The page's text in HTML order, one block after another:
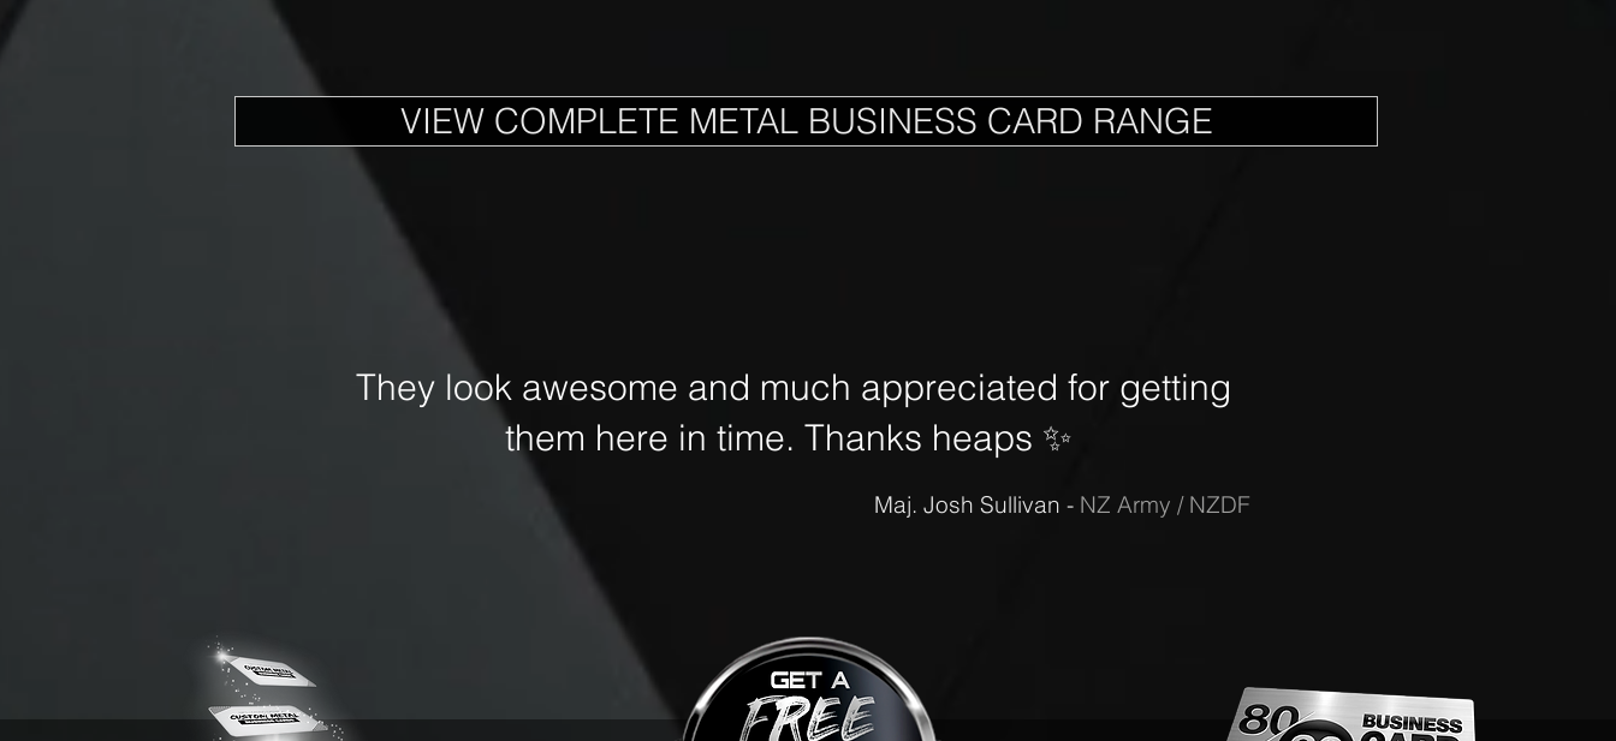
VIEW COMPLETE METAL BUSINESS CARD RANGE
They look awesome and much appreciated for getting
them here in time. Thanks heaps ✨
Maj. Josh Sullivan - NZ Army / NZDF